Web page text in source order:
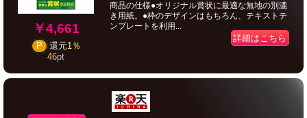
￥4,661
P 還元1％
46pt
商品の仕様●オリジナル賞状に最適な無地の別漉
き用紙。●枠のデザインはもちろん、テキストテ
ンプレートを利用...
詳細はこちら